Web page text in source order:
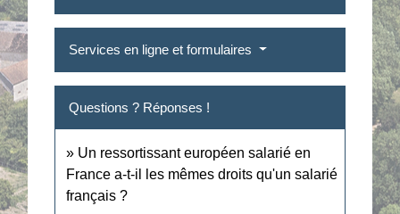
Services en ligne et formulaires
Questions ? Réponses !
Un ressortissant européen salarié en
France a-t-il les mêmes droits qu'un salarié
français ?